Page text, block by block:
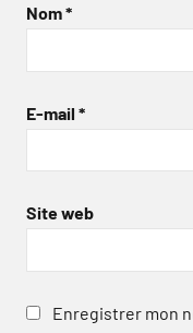
Nom*
E-mail *
Site web
Enregistrer mon